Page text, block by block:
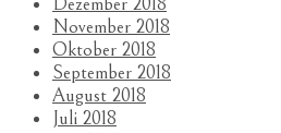
November 2018
Oktober 2018
September 2018
August 2018
Juli 2018